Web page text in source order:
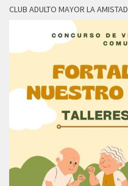
CLUB ADULTO MAYOR LA AMISTAD